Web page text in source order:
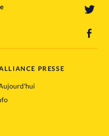
PRESSE